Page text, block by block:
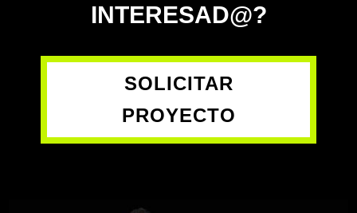
INTERESAD@?
SOLICITAR
PROYECTO